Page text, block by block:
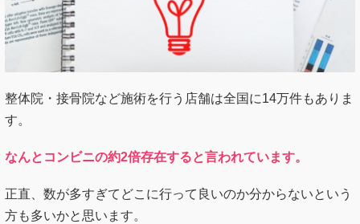
整体院・接骨院など施術を行う店舗は全国に14万件もありま
す。
なんとコンビニの約2倍存在すると言われています。
正直、数が多すぎてどこに行って良いのか分からないという
方も多いかと思います。